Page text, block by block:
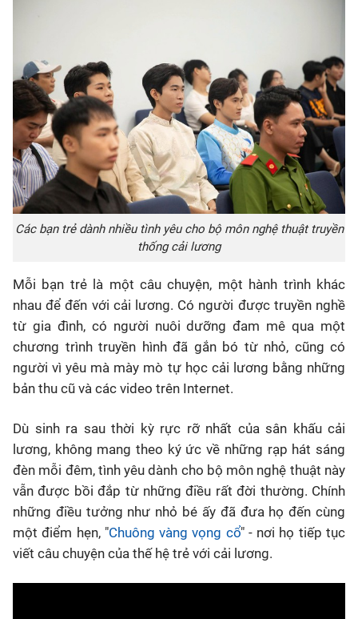
Các bạn trẻ dành nhiều tình yêu cho bộ môn nghệ thuật truyền
thống cải lương
Mỗi bạn trẻ là một câu chuyện, một hành trình khác
nhau để đến với cải lương. Có người được truyền nghề
từ gia đình, có người nuôi dưỡng đam mê qua một
chương trình truyền hình đã gắn bó từ nhỏ, cũng có
người vì yêu mà mày mò tự học cải lương bằng những
bản thu cũ và các video trên Internet.
Dù sinh ra sau thời kỳ rực rỡ nhất của sân khấu cải
lương, không mang theo ký ức về những rạp hát sáng
đèn mỗi đêm, tình yêu dành cho bộ môn nghệ thuật này
vẫn được bồi đắp từ những điều rất đời thường. Chính
những điều tưởng như nhỏ bé ấy đã đưa họ đến cùng
một điểm hẹn, "Chuông vàng vọng cổ" - nơi họ tiếp tục
viết câu chuyện của thế hệ trẻ với cải lương.